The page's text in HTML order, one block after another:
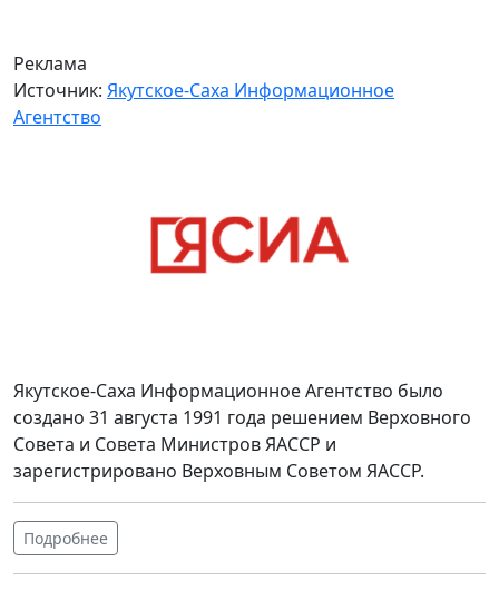
Реклама
Источник: Якутское-Саха Информационное
Агентство
Якутское-Саха Информационное Агентство было
создано 31 августа 1991 года решением Верховного
Совета и Совета Министров ЯАССР и
зарегистрировано Верховным Советом ЯАССР.
Подробнее